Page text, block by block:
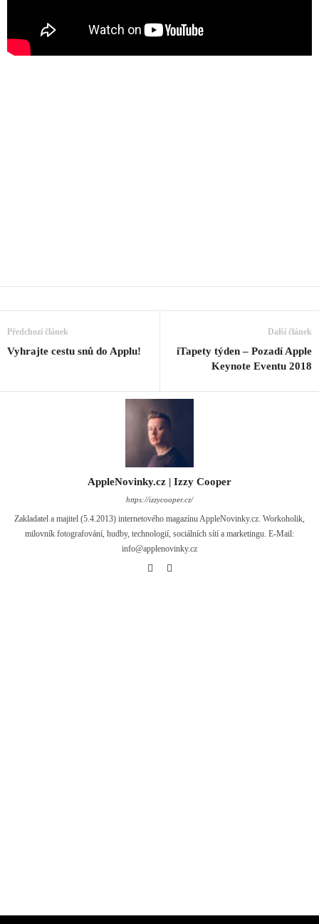
Předchozí článek
Vyhrajte cestu snů do Applu!
Další článek
iTapety týden – Pozadí Apple
Keynote Eventu 2018
AppleNovinky.cz | Izzy Cooper
https://izzycooper.cz/
Zakladatel a majitel (5.4.2013) internetového magazínu AppleNovinky.cz. Workoholik,
milovník fotografování, hudby, technologií, sociálních sítí a marketingu. E-Mail:
info@applenovinky.cz